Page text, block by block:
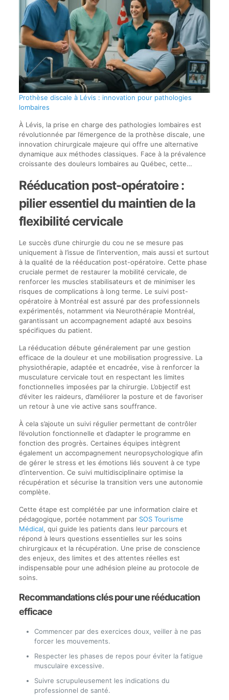
Prothèse discale à Lévis : innovation pour pathologies
lombaires
À Lévis, la prise en charge des pathologies lombaires est
révolutionnée par l’émergence de la prothèse discale, une
innovation chirurgicale majeure qui offre une alternative
dynamique aux méthodes classiques. Face à la prévalence
croissante des douleurs lombaires au Québec, cette…
Rééducation post-opératoire :
pilier essentiel du maintien de la
flexibilité cervicale
Le succès d’une chirurgie du cou ne se mesure pas
uniquement à l’issue de l’intervention, mais aussi et surtout
à la qualité de la rééducation post-opératoire. Cette phase
cruciale permet de restaurer la mobilité cervicale, de
renforcer les muscles stabilisateurs et de minimiser les
risques de complications à long terme. Le suivi post-
opératoire à Montréal est assuré par des professionnels
expérimentés, notamment via Neurothérapie Montréal,
garantissant un accompagnement adapté aux besoins
spécifiques du patient.
La rééducation débute généralement par une gestion
efficace de la douleur et une mobilisation progressive. La
physiothérapie, adaptée et encadrée, vise à renforcer la
musculature cervicale tout en respectant les limites
fonctionnelles imposées par la chirurgie. L’objectif est
d’éviter les raideurs, d’améliorer la posture et de favoriser
un retour à une vie active sans souffrance.
À cela s’ajoute un suivi régulier permettant de contrôler
l’évolution fonctionnelle et d’adapter le programme en
fonction des progrès. Certaines équipes intègrent
également un accompagnement neuropsychologique afin
de gérer le stress et les émotions liés souvent à ce type
d’intervention. Ce suivi multidisciplinaire optimise la
récupération et sécurise la transition vers une autonomie
complète.
Cette étape est complétée par une information claire et
pédagogique, portée notamment par SOS Tourisme
Médical, qui guide les patients dans leur parcours et
répond à leurs questions essentielles sur les soins
chirurgicaux et la récupération. Une prise de conscience
des enjeux, des limites et des attentes réelles est
indispensable pour une adhésion pleine au protocole de
soins.
Recommandations clés pour une rééducation
efficace
Commencer par des exercices doux, veiller à ne pas
forcer les mouvements.
Respecter les phases de repos pour éviter la fatigue
musculaire excessive.
Suivre scrupuleusement les indications du
professionnel de santé.